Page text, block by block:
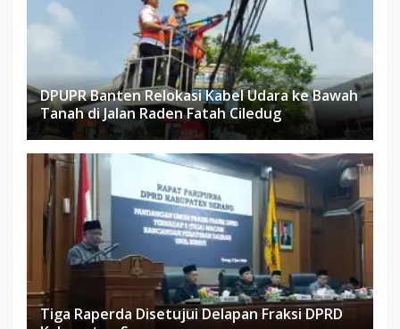
DPUPR Banten Relokasi Kabel Udara ke Bawah
Tanah di Jalan Raden Fatah Ciledug
Tiga Raperda Disetujui Delapan Fraksi DPRD